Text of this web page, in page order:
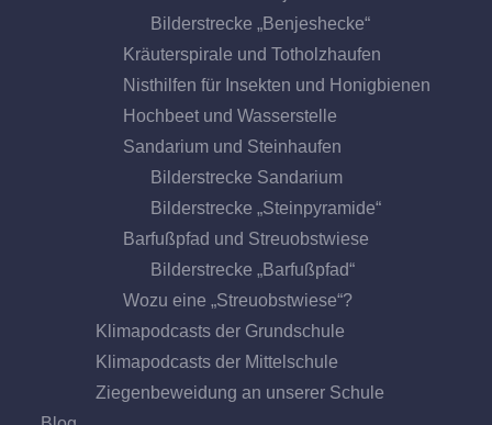
Bilderstrecke „Benjeshecke“
Kräuterspirale und Totholzhaufen
Nisthilfen für Insekten und Honigbienen
Hochbeet und Wasserstelle
Sandarium und Steinhaufen
Bilderstrecke Sandarium
Bilderstrecke „Steinpyramide“
Barfußpfad und Streuobstwiese
Bilderstrecke „Barfußpfad“
Wozu eine „Streuobstwiese“?
Klimapodcasts der Grundschule
Klimapodcasts der Mittelschule
Ziegenbeweidung an unserer Schule